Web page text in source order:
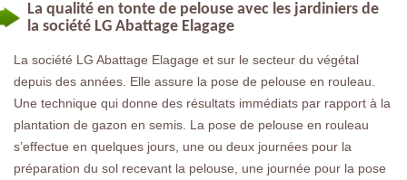
La qualité en tonte de pelouse avec les jardiniers de
la société LG Abattage Elagage
La société LG Abattage Elagage et sur le secteur du végétal
depuis des années. Elle assure la pose de pelouse en rouleau.
Une technique qui donne des résultats immédiats par rapport à la
plantation de gazon en semis. La pose de pelouse en rouleau
s’effectue en quelques jours, une ou deux journées pour la
préparation du sol recevant la pelouse, une journée pour la pose